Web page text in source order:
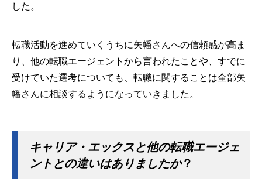
した。
転職活動を進めていくうちに矢幡さんへの信頼感が高ま
り、他の転職エージェントから言われたことや、すでに
受けていた選考についても、転職に関することは全部矢
幡さんに相談するようになっていきました。
キャリア・エックスと他の転職エージェ
ントとの違いはありましたか？